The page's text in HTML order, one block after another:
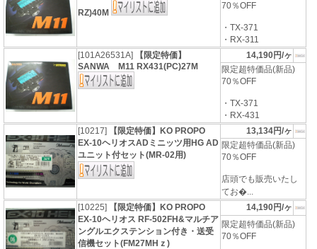
RZ)40M
70％OFF
・TX-371
・RX-311
[101A26531A]
【限定特価】
SANWA M11 RX431(PC)27M
14,190円/ヶ
限定超特価品(新品)
70％OFF
・TX-371
・RX-431
[10217]
【限定特価】KO PROPO
EX-10ヘリオスADミニッツ用HG AD
ユニット付セット(MR-02用)
13,134円/ヶ
限定超特価品(新品)
70％OFF
店頭でも販売いたし
てお�...
[10225]
【限定特価】KO PROPO
EX-10ヘリオス RF-502FH&マルチア
ングルエクステンション付き・送受
信機セット(FM27MHｚ)
14,190円/ヶ
限定超特価品(新品)
70％OFF